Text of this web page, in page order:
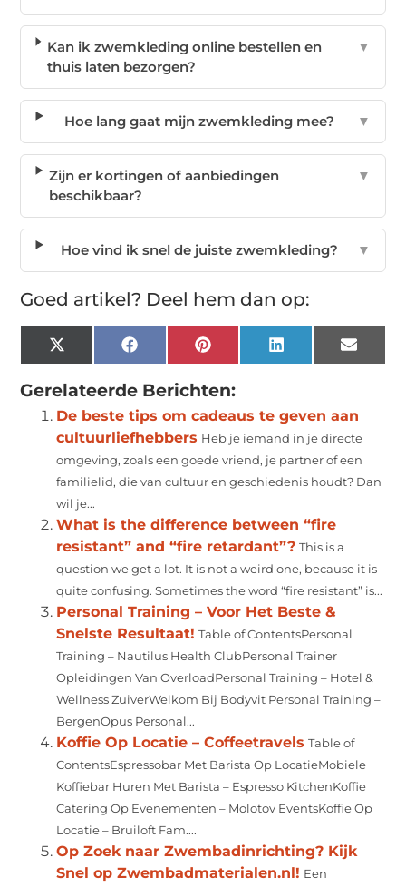
Kan ik zwemkleding online bestellen en
thuis laten bezorgen?
▼
Hoe lang gaat mijn zwemkleding mee? ▼
Zijn er kortingen of aanbiedingen
beschikbaar?
▼
Hoe vind ik snel de juiste zwemkleding? ▼
Goed artikel? Deel hem dan op:
X
(Twitter)
Facebook Pinterest LinkedIn Email
Gerelateerde Berichten:
De beste tips om cadeaus te geven aan
cultuurliefhebbers Heb je iemand in je directe
omgeving, zoals een goede vriend, je partner of een
familielid, die van cultuur en geschiedenis houdt? Dan
wil je...
What is the difference between “fire
resistant” and “fire retardant”? This is a
question we get a lot. It is not a weird one, because it is
quite confusing. Sometimes the word “fire resistant” is...
Personal Training – Voor Het Beste &
Snelste Resultaat! Table of ContentsPersonal
Training – Nautilus Health ClubPersonal Trainer
Opleidingen Van OverloadPersonal Training – Hotel &
Wellness ZuiverWelkom Bij Bodyvit Personal Training –
BergenOpus Personal...
Koffie Op Locatie – Coffeetravels Table of
ContentsEspressobar Met Barista Op LocatieMobiele
Koffiebar Huren Met Barista – Espresso KitchenKoffie
Catering Op Evenementen – Molotov EventsKoffie Op
Locatie – Bruiloft Fam....
Op Zoek naar Zwembadinrichting? Kijk
Snel op Zwembadmaterialen.nl! Een